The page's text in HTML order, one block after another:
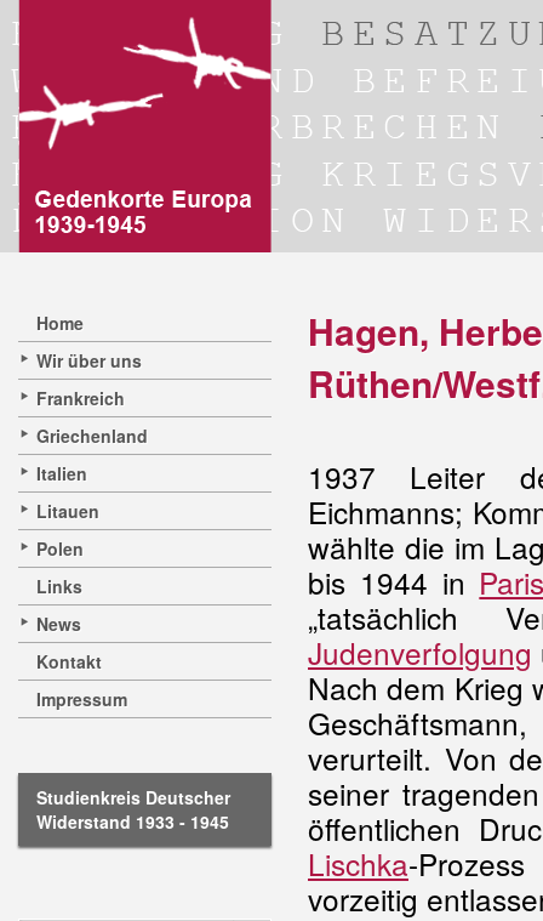
Home
Wir über uns
Frankreich
Griechenland
Italien
Litauen
Polen
Links
News
Kontakt
Impressum
Studienkreis Deutscher
Widerstand 1933 - 1945
Hagen,
Rüthen/
1937 Leiter
Eichmanns;
wählte die im
bis 1944 in
„tatsächlich
Judenverfolgung
Nach dem Krieg
verurteilt. Von
seiner
öffentlichen
Lischka-
vorzeitig